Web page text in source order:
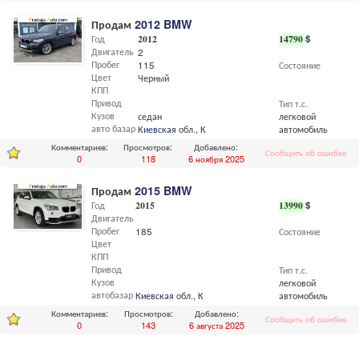
Продам 2012 BMW
14790$
Состояние
Тип т.с.
легковой
автомобиль
Год
Двигатель
Пробег
Цвет
КПП
Привод
Кузов
авто базар
2012
2
115
Черный
седан
Киевская обл.,Киев
Комментариев:
0
Просмотров:
118
Добавлено:
6 ноября 2025
Сообщить об ошибке
Продам 2015 BMW
13990$
Состояние
Тип т.с.
легковой
автомобиль
Год
Двигатель
Пробег
Цвет
КПП
Привод
Кузов
автобазар
2015
185
Киевская обл.,Киев
Комментариев:
0
Просмотров:
143
Добавлено:
6 августа 2025
Сообщить об ошибке